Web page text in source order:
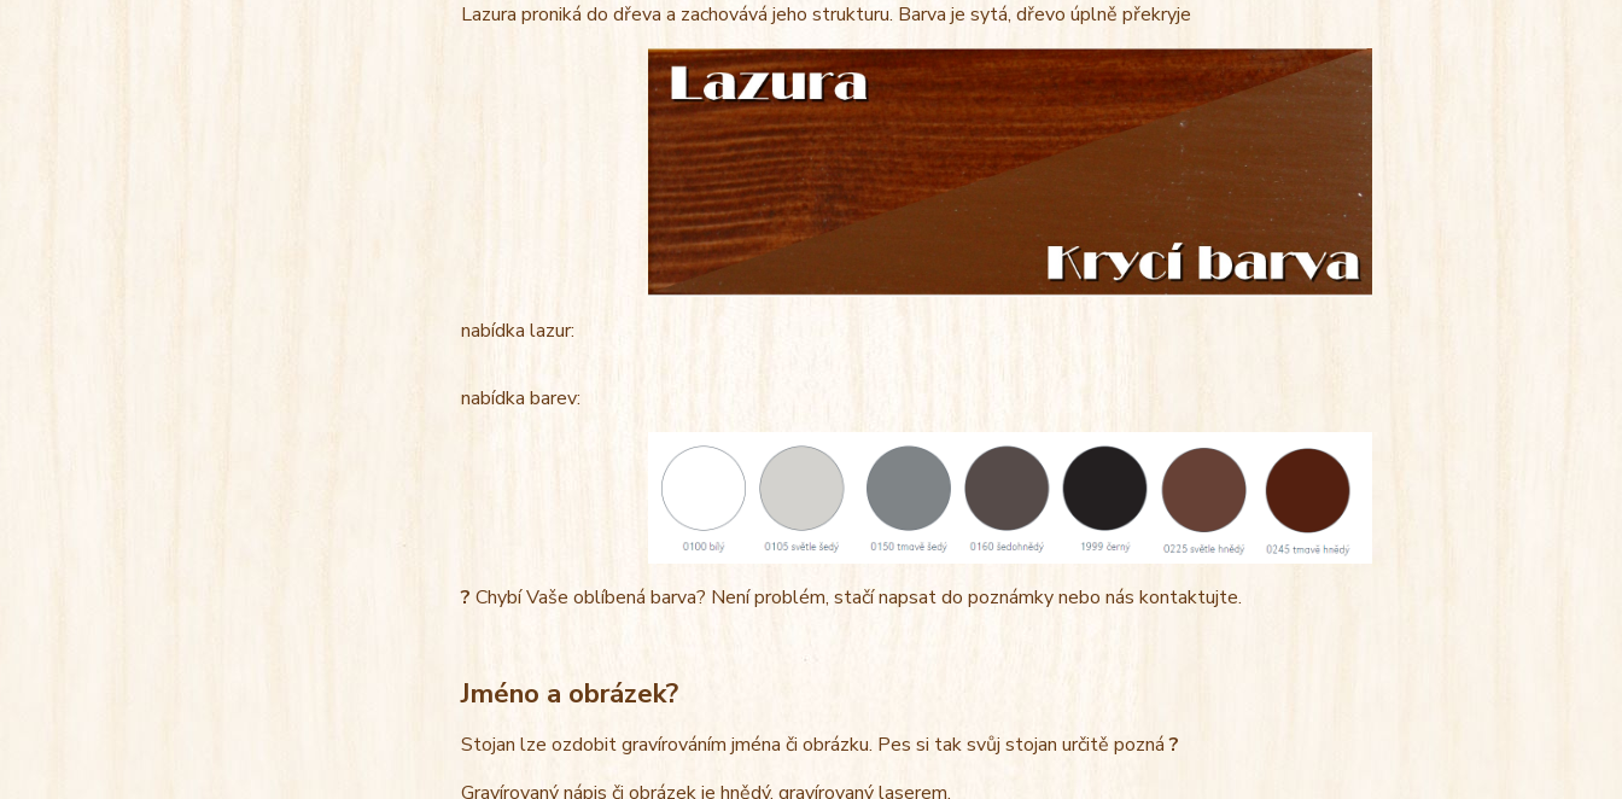
Lazura proniká do dřeva a zachovává jeho strukturu. Barva je sytá, dřevo úplně překryje
nabídka lazur:
nabídka barev:
? Chybí Vaše oblíbená barva? Není problém, stačí napsat do poznámky nebo nás kontaktujte.
Jméno a obrázek?
Stojan lze ozdobit gravírováním jména či obrázku. Pes si tak svůj stojan určitě pozná?
Gravírovaný nápis či obrázek je hnědý, gravírovaný laserem.